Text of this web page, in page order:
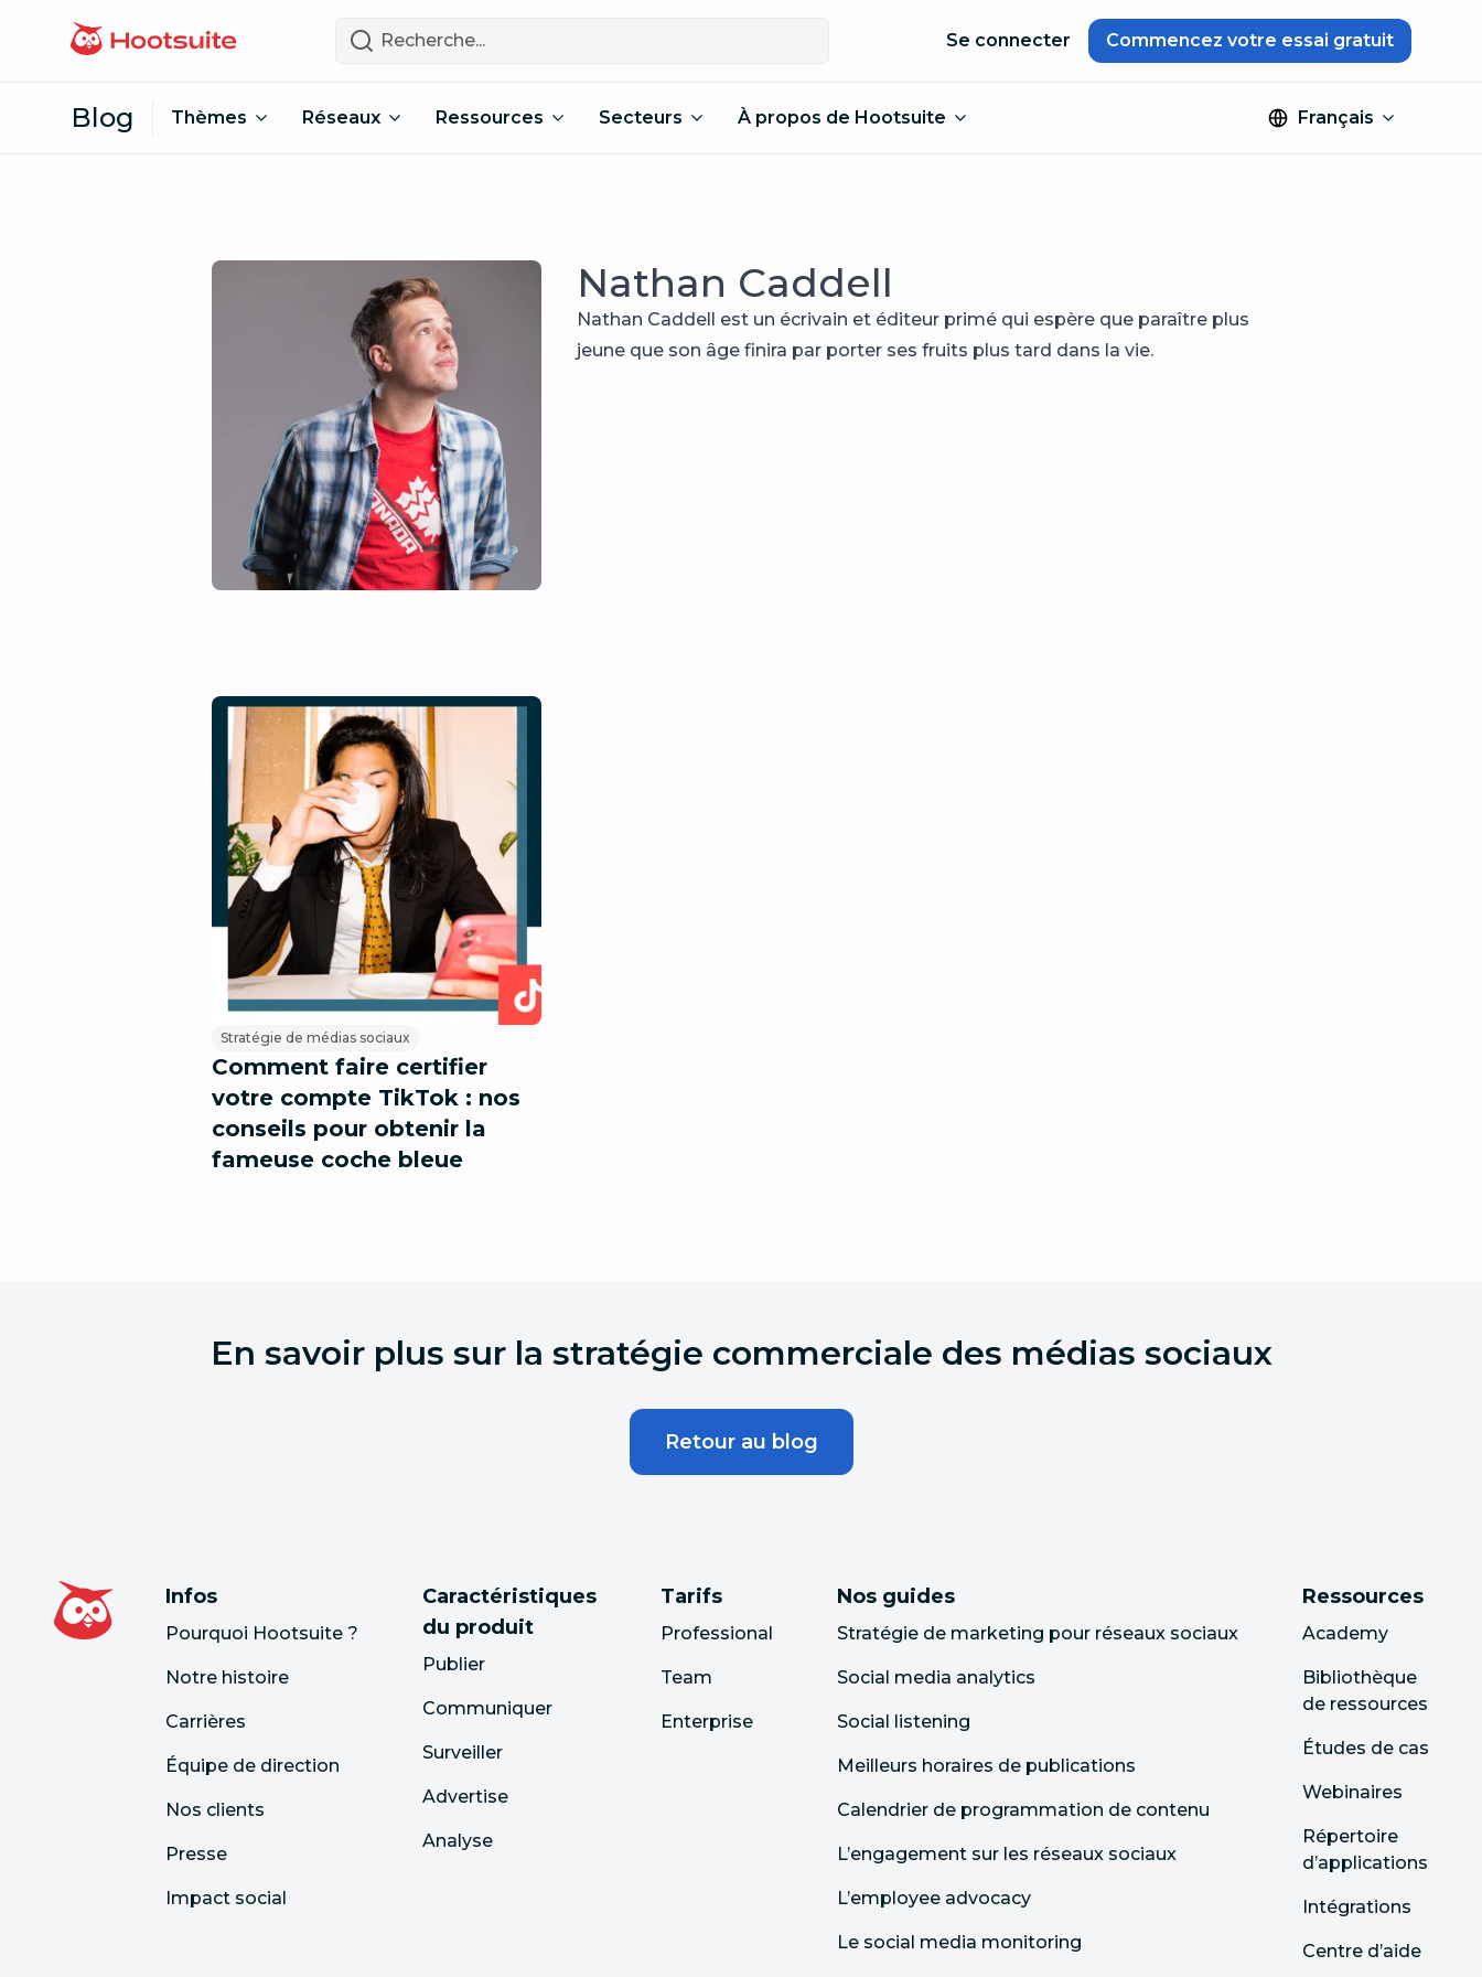
Recherche
Se connecter Commencez votre essai gratuit
Blog Thèmes Réseaux Ressources Secteurs À propos de Hootsuite Français
Nathan Caddell
Nathan Caddell est un écrivain et éditeur primé qui espère que paraître plus
jeune que son âge finira par porter ses fruits plus tard dans la vie.
Stratégie de médias sociaux
Comment faire certifier
votre compte TikTok : nos
conseils pour obtenir la
fameuse coche bleue
En savoir plus sur la stratégie commerciale des médias sociaux
Retour au blog
Infos
Pourquoi Hootsuite ?
Notre histoire
Carrières
Équipe de direction
Nos clients
Presse
Impact social
Caractéristiques
du produit
Publier
Communiquer
Surveiller
Advertise
Analyse
Tarifs
Professional
Team
Enterprise
Nos guides
Stratégie de marketing pour réseaux sociaux
Social media analytics
Social listening
Meilleurs horaires de publications
Calendrier de programmation de contenu
L’engagement sur les réseaux sociaux
L’employee advocacy
Le social media monitoring
Ressources
Academy
Bibliothèque
de ressources
Études de cas
Webinaires
Répertoire
d’applications
Intégrations
Centre d’aide